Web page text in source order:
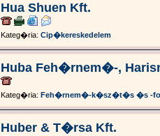
Hua Shuen Kft.
Kateg�ria: Cip�kereskedelem
Huba Feh�rnem�-,
Kateg�ria: Feh�rnem�-k�sz�t�s �s -
Huber & T�rsa Kft.